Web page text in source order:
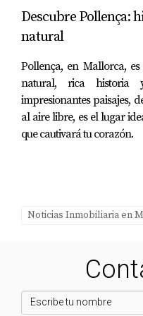
familias?
Sí, muchas familias
creativas para
pequeñas. Utilizando
confortable para
pequeña?
los materiales y la
general, el precio
$150,000, lo que las
Descubre Pollença:
natural
Pollença, en Mallorca,
natural, rica historia
impresionantes paisajes,
al aire libre, es el lugar
que cautivará tu corazón.
Noticias Inmobiliaria en